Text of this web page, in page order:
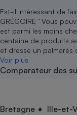
Est-il intéressant de
GRÉGOIRE ’ Vous
est parmi les moins
centaine de produits
et dresse un palmarès
Voir plus
Comparateur des
Bretagne Ille-et-
Conseils
Brèves
Soumettre un
Lettres types
Rencontrer une
Les billets de la
Nos
Nous rejoindre
En savoir plus
nous ?
Notre
Nos partenaires
Nous rejoindre